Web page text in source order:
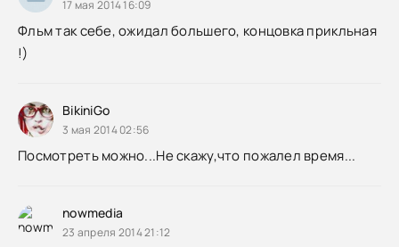
17 мая 2014 16:09
Фльм так себе, ожидал большего, концовка прикльная
!)
BikiniGo
3 мая 2014 02:56
Посмотреть можно...Не скажу,что пожалел время...
nowmedia
23 апреля 2014 21:12